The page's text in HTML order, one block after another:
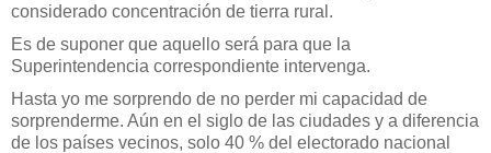
considerado concentración de tierra rural.
Es de suponer que aquello será para que la
Superintendencia correspondiente intervenga.
Hasta yo me sorprendo de no perder mi capacidad de
sorprenderme. Aún en el siglo de las ciudades y a diferencia
de los países vecinos, solo 40 % del electorado nacional